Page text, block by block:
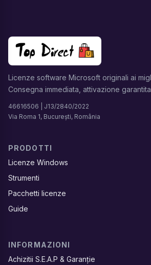
Licenze software Microsoft originali ai
Consegna immediata, attivazione
46616506 | J13/2840/2022
Via Roma 1, București, România
PRODOTTI
Licenze Windows
Strumenti
Pacchetti licenze
Guide
INFORMAZIONI
Achizitii S.E.A.P & Garanție